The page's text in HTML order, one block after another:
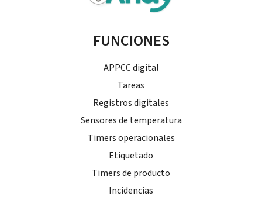
FUNCIONES
APPCC digital
Tareas
Registros digitales
Sensores de temperatura
Timers operacionales
Etiquetado
Timers de producto
Incidencias